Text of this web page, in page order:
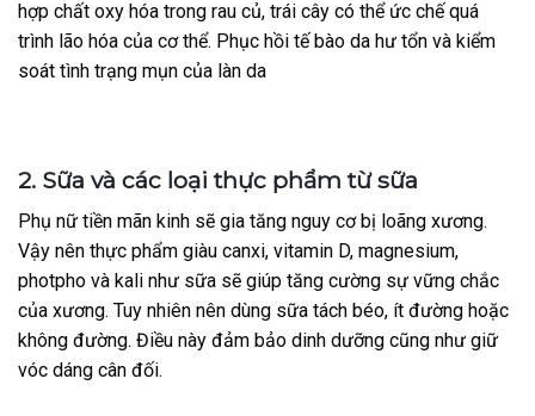
hợp chất oxy hóa trong rau củ, trái cây có thể ức chế quá
trình lão hóa của cơ thể. Phục hồi tế bào da hư tổn và kiểm
soát tình trạng mụn của làn da
2. Sữa và các loại thực phẩm từ sữa
Phụ nữ tiền mãn kinh sẽ gia tăng nguy cơ bị loãng xương.
Vậy nên thực phẩm giàu canxi, vitamin D, magnesium,
photpho và kali như sữa sẽ giúp tăng cường sự vững chắc
của xương. Tuy nhiên nên dùng sữa tách béo, ít đường hoặc
không đường. Điều này đảm bảo dinh dưỡng cũng như giữ
vóc dáng cân đối.